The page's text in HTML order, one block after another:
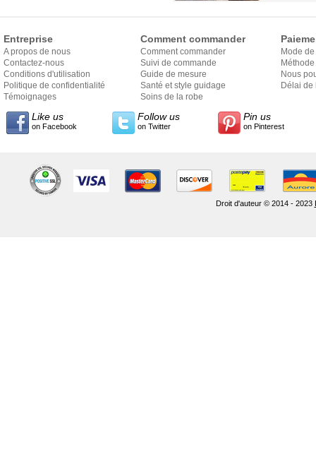
Entreprise
A propos de nous
Contactez-nous
Conditions d'utilisation
Politique de confidentialité
Témoignages
Comment commander
Comment commander
Suivi de commande
Guide de mesure
Santé et style guidage
Soins de la robe
Mode
Nous
Délai de
Like us
on Facebook
Follow us
on Twitter
Pin us
on Pinterest
Droit d'auteur © 2014 - 2023